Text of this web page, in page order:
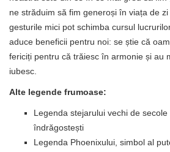
ne străduim să fim generoși în viața de
gesturile mici pot schimba cursul
aduce beneficii pentru noi: se știe că
fericiți pentru că trăiesc în armonie și au
iubesc.
Alte legende frumoase:
Legenda stejarului vechi de
îndrăgostești
Legenda Phoenixului, simbol al